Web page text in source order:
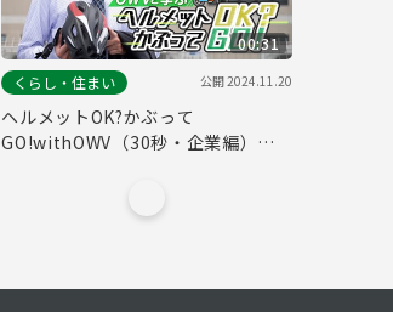
00:31
くらし・住まい
公開2024.11.20
ヘルメットOK?かぶって
GO!withOWV（30秒・企業編）自